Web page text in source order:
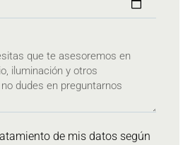
de mis datos según